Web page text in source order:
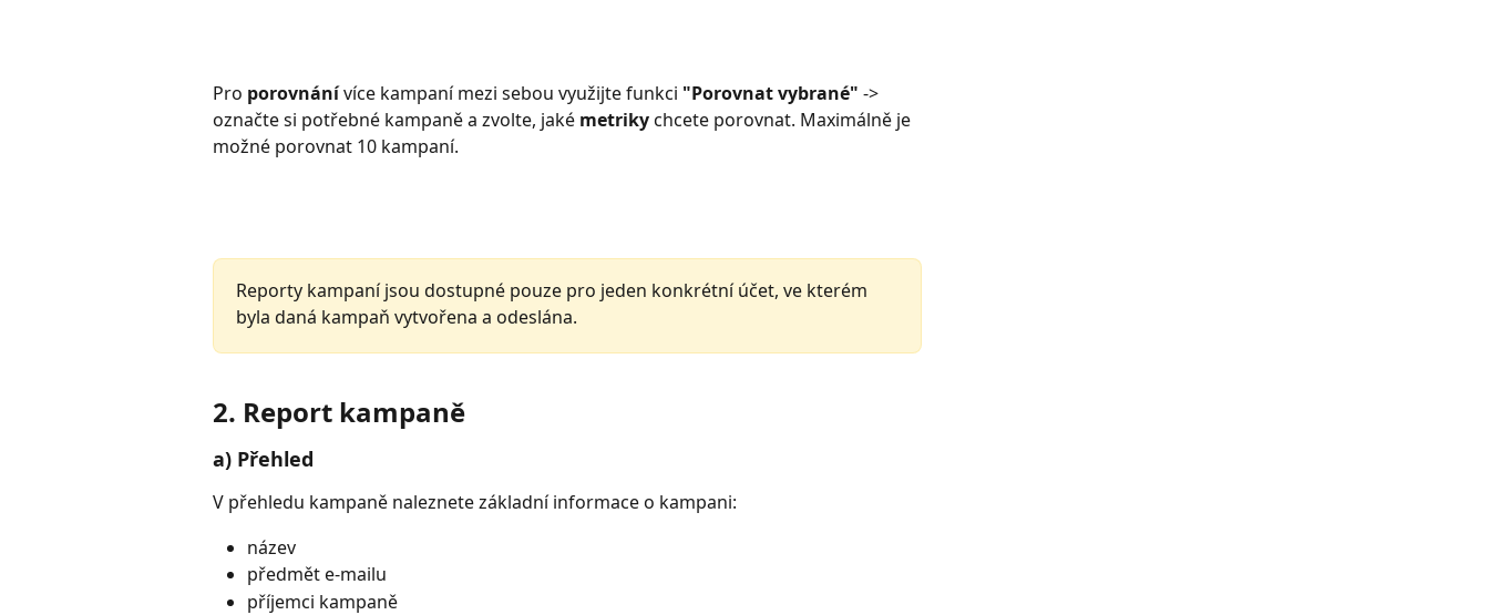
Pro porovnání více kampaní mezi sebou využijte funkci "Porovnat vybrané" ->
označte si potřebné kampaně a zvolte, jaké metriky chcete porovnat. Maximálně je
možné porovnat 10 kampaní.
Reporty kampaní jsou dostupné pouze pro jeden konkrétní účet, ve kterém
byla daná kampaň vytvořena a odeslána.
2. Report kampaně
a) Přehled
V přehledu kampaně naleznete základní informace o kampani:
název
předmět e-mailu
příjemci kampaně